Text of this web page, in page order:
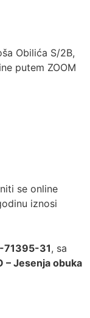
Obilića S/2B,
putem ZOOM
se online
iznosi
71395-31, sa
– Jesenja obuka